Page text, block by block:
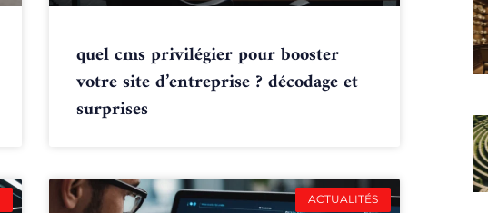
quel cms privilégier pour booster
votre site d’entreprise ? décodage et
surprises
ACTUALITÉS